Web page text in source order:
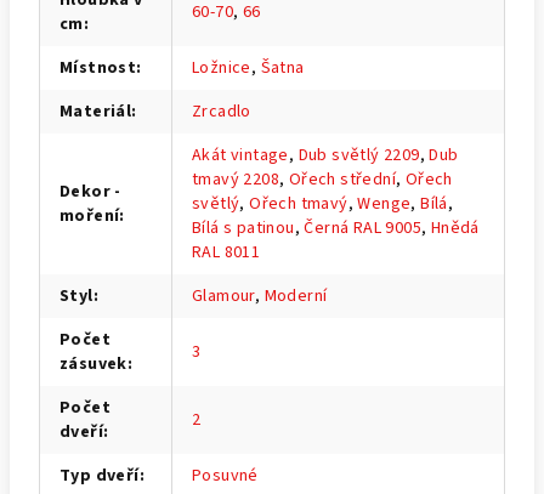
cm: 60-70, 66
Místnost: Ložnice, Šatna
Materiál: Zrcadlo
Dekor -
moření:
Akát vintage, Dub světlý 2209,Dub
tmavý 2208, Ořech střední, Ořech
světlý,Ořech tmavý,Wenge,Bílá,
Bílá s patinou,Černá RAL 9005, Hnědá
RAL 8011
Styl: Glamour, Moderní
Počet
zásuvek: 3
Počet
dveří: 2
Typ dveří:
Posuvné